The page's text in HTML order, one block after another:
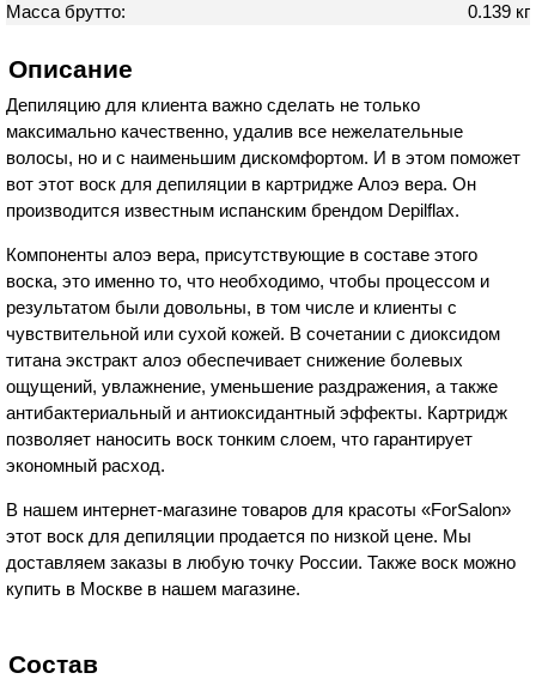
Масса брутто: 0.139 кг
Описание
Депиляцию для клиента важно сделать не только
максимально качественно, удалив все нежелательные
волосы, но и с наименьшим дискомфортом. И в этом поможет
вот этот воск для депиляции в картридже Алоэ вера. Он
производится известным испанским брендом Depilflax.
Компоненты алоэ вера, присутствующие в составе этого
воска, это именно то, что необходимо, чтобы процессом и
результатом были довольны, в том числе и клиенты с
чувствительной или сухой кожей. В сочетании с диоксидом
титана экстракт алоэ обеспечивает снижение болевых
ощущений, увлажнение, уменьшение раздражения, а также
антибактериальный и антиоксидантный эффекты. Картридж
позволяет наносить воск тонким слоем, что гарантирует
экономный расход.
В нашем интернет-магазине товаров для красоты «ForSalon»
этот воск для депиляции продается по низкой цене. Мы
доставляем заказы в любую точку России. Также воск можно
купить в Москве в нашем магазине.
Состав